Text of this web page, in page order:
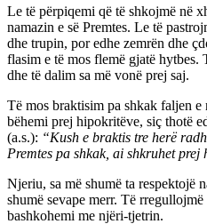
Le të përpiqemi që të shkojmë në
namazin e së Premtes. Le të
dhe trupin, por edhe zemrën dhe
flasim e të mos flemë gjatë hytbes.
dhe të dalim sa më vonë prej saj.
Të mos braktisim pa shkak faljen e
bëhemi prej hipokritëve, siç thotë
(a.s.): “Kush e braktis tre herë
Premtes pa shkak, ai shkruhet prej
Njeriu, sa më shumë ta respektojë
shumë sevape merr. Të
bashkohemi me njëri-tjetrin.